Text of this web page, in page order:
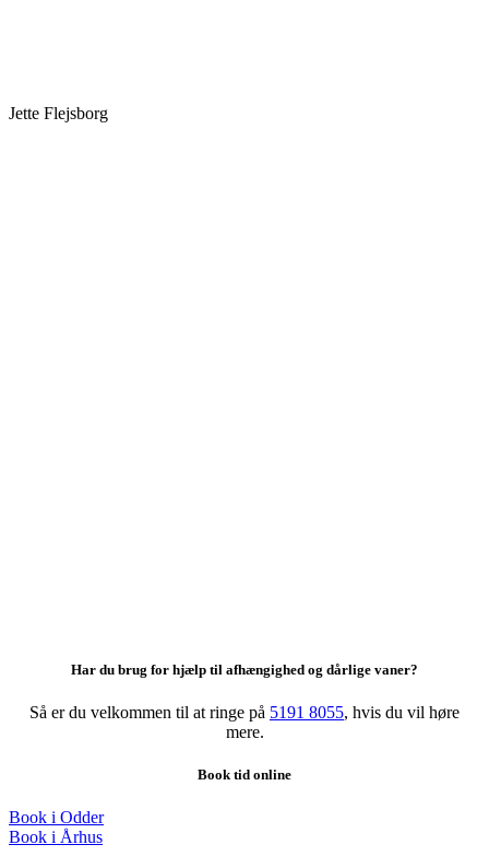
Jette Flejsborg
Har du brug for hjælp til afhængighed og dårlige vaner?
Så er du velkommen til at ringe på 5191 8055, hvis du vil høre
mere.
Book tid online
Book i Odder
Book i Århus